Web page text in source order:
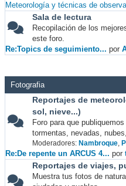
Meteorología y técnicas de
Sala de lectura
Recopilación de los
este foro.
Re:Topics de seguimiento... por
Fotografia
Reportajes de
sol, nieve...)
Foro para que
tormentas, nevadas,
Moderadores: Nambroque,
Re:De repente un ARCUS 4... por
Reportajes de viajes,
Muestra tus fotos de